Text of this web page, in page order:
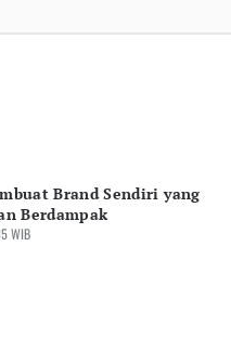
Brand Sendiri yang
Berdampak
WIB